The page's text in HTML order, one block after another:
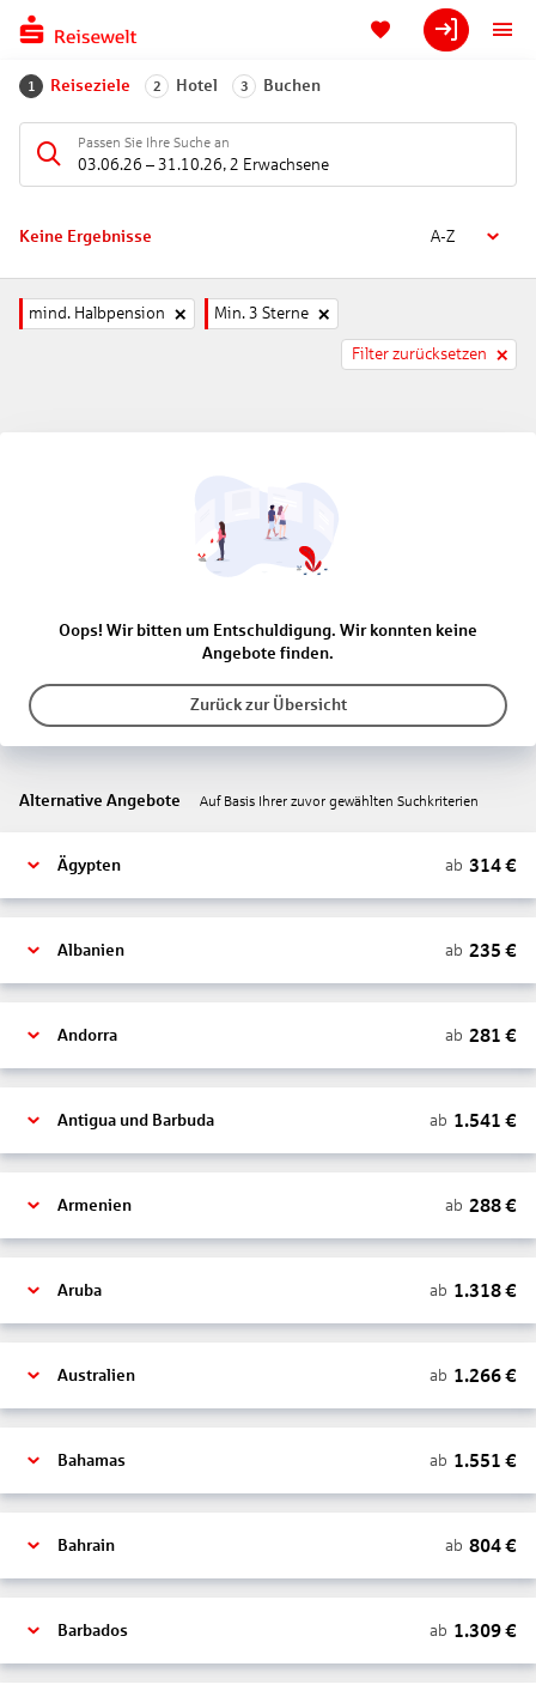
1 Reiseziele 2 Hotel 3 Buchen
Passen Sie Ihre Suche an
03.06.26 – 31.10.26, 2 Erwachsene
Keine Ergebnisse A-Z
mind. Halbpension Min. 3 Sterne
Filter zurücksetzen
Oops! Wir bitten um Entschuldigung. Wir konnten keine
Angebote finden.
Zurück zur Übersicht
Alternative Angebote Auf Basis Ihrer zuvor gewählten Suchkriterien
Ägypten ab 314€
Albanien ab 235 €
Andorra ab 281 €
Antigua und Barbuda ab 1.541 €
Armenien ab 288€
Aruba ab 1.318€
Australien ab 1.266€
Bahamas ab 1.551 €
Bahrain ab 804€
Barbados ab 1.309€